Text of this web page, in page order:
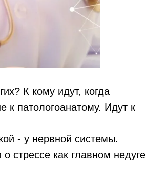
К кому идут, когда
патологоанатому. Идут к
- у нервной системы.
стрессе как главном недуге